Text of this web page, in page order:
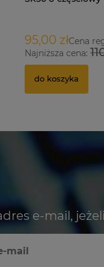
95,00 złCena
Najniższa cena:
do koszyka
e-mail,